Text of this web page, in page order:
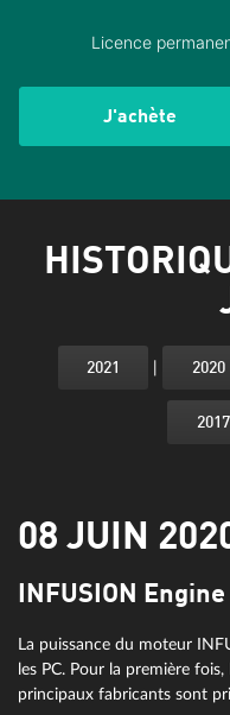
Licence
J'achète
2021 2020
2017
08 JUIN
INFUSION Engine
La puissance du moteur
les PC. Pour la première
principaux fabricants sont